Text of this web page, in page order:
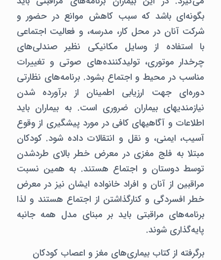
بگونه‌ای باشد که سبب کاهش موانع در حضور و
شرکت آنان در محل کار، مدرسه، و فعالیت اجتماعی
با استفاده از وسایل مکانیکی نظیر صندلی‌های
چرخدار موتوری، تولیدکننده‌های صوتی و تغییرات
مناسب در محیط و اجتماع بشود. برنامه‌های نظارتی
دوره‌ای جهت ارزیابی اطمینان از برآورده شدن
نیازمندیهای بیماران ضروری است. به بیماران باید
اطلاعات و آگاهیهای کافی در مورد پیشگیری از وقوع
آسیب،‌ ایمنی، و نقل و انتقالات داده شود. کودکان
مبتلا به فلج مغزی در معرض خطر بالای طردشدن
توسط دوستان و اجتماع هستند. به همین نسبت
مراقبین از آنان و افراد خانواده ایشان نیز در معرض
خطر افسردگی و کنارگذاشتن از اجتماع هستند و لذا
برنامه‌های مراقبتی باید بر مبنای مدل همه جانبه
پایه‌گذاری شوند.
برگرفته از کتاب بیماری‌های مغز و اعصاب کودکان